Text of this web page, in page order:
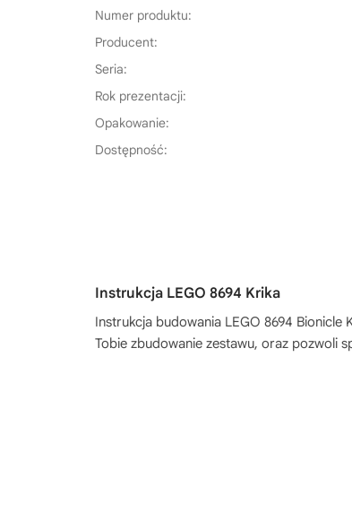
Numer produktu:
Producent:
Seria:
Rok prezentacji:
Opakowanie:
Dostępność:
Instrukcja LEGO 8694 Krika
Instrukcja budowania LEGO 8694 Bionicle
Tobie zbudowanie zestawu, oraz pozwoli